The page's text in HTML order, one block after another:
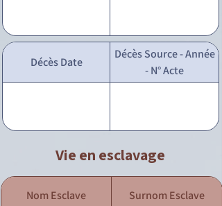
Décès Date
Décès Source - Année
- N° Acte
Vie en esclavage
Nom Esclave Surnom Esclave